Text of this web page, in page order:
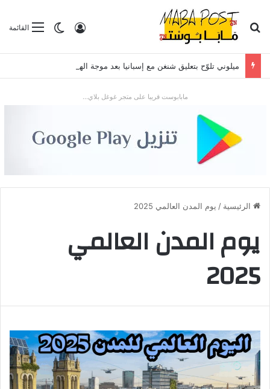
القائمةالوضع
تسجيل الدخول بحث عن
ميلوني تلوّح بتعليق شنغن مع إسبانيا بعد موجة الهجرة في سبتة
مابابوست قريبا على متجر غوغل بلاي...
الرئيسية / يوم المدن العالمي 2025
يوم المدن العالمي
2025